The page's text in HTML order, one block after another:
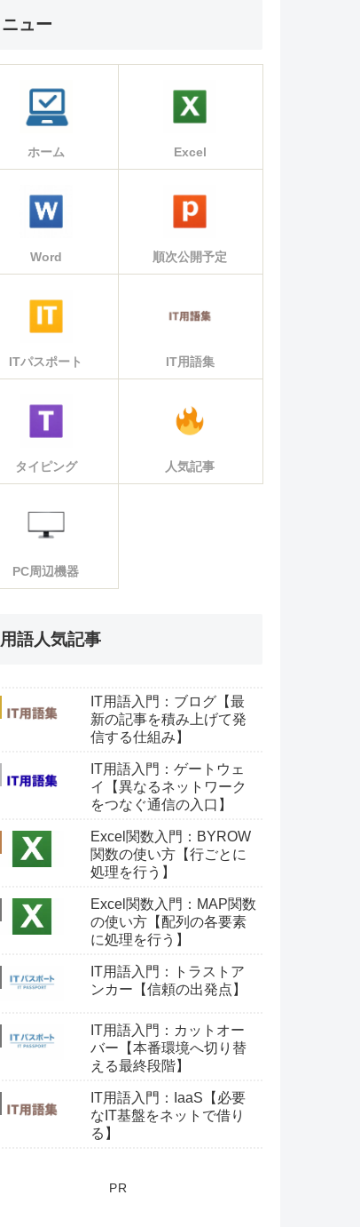
ニュー
ホーム Excel
Word 順次公開予定
ITパスポート IT用語集
タイピング 人気記事
PC周辺機器
語人気記事
IT用語入門：ブログ【最
新の記事を積み上げて発
信する仕組み】
IT用語入門：ゲートウェ
イ【異なるネットワーク
をつなぐ通信の入口】
Excel関数入門：BYROW
関数の使い方【行ごとに
処理を行う】
Excel関数入門：MAP関数
の使い方【配列の各要素
に処理を行う】
IT用語入門：トラストア
ンカー【信頼の出発点】
IT用語入門：カットオー
バー【本番環境へ切り替
える最終段階】
IT用語入門：IaaS【必要
なIT基盤をネットで借り
る】
PR